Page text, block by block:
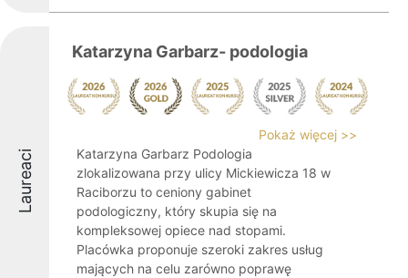
Laureaci
Katarzyna Garbarz- podologia
Pokaż więcej >>
Katarzyna Garbarz Podologia
zlokalizowana przy ulicy Mickiewicza 18 w
Raciborzu to ceniony gabinet
podologiczny, który skupia się na
kompleksowej opiece nad stopami.
Placówka proponuje szeroki zakres usług
mających na celu zarówno poprawę